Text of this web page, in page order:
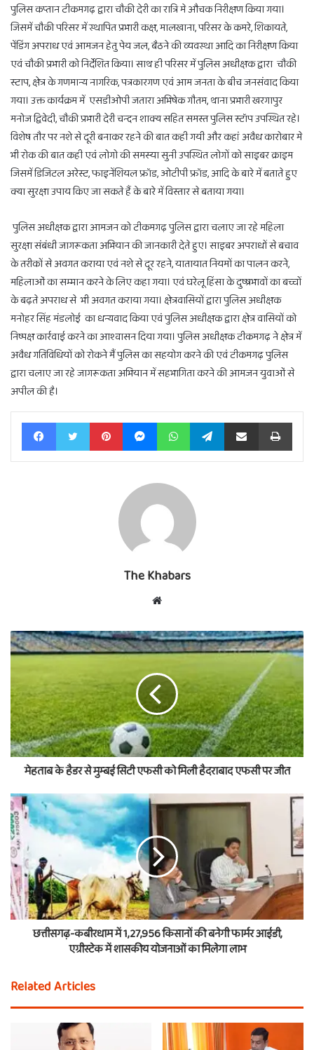
पुलिस कप्तान टीकमगढ़ द्वारा चौकी देरी का रात्रि मे औचक निरीक्षण किया गया।
जिसमें चौकी परिसर में स्थापित प्रभारी कक्ष, मालखाना, परिसर के कमरे, शिकायते,
पेंडिंग अपराध एवं आमजन हेतु पेय जल, बैठने की व्यवस्था आदि का निरीक्षण किया
एवं चौकी प्रभारी को निर्देशित किया। साथ ही परिसर में पुलिस अधीक्षक द्वारा चौकी
स्टाप, क्षेत्र के गणमान्य नागरिक, पत्रकारगण एवं आम जनता के बीच जनसंवाद किया
गया। उक्त कार्यक्रम में एसडीओपी जतारा अभिषेक गौतम, थाना प्रभारी खरगापुर
मनोज द्विवेदी, चौकी प्रभारी देरी चन्दन शाक्य सहित समस्त पुलिस स्टॉप उपस्थित रहे।
विशेष तौर पर नशे से दूरी बनाकर रहने की बात कही गयी और कहां अवैध कारोबार मे
भी रोक की बात कही एवं लोगो की समस्या सुनी उपस्थित लोगों को साइबर क्राइम
जिसमें डिजिटल अरेस्ट, फाइनेंशियल फ्रॉड, ओटीपी फ्रॉड, आदि के बारे में बताते हुए
क्या सुरक्षा उपाय किए जा सकते हैं के बारे में विस्तार से बताया गया।
पुलिस अधीक्षक द्वारा आमजन को टीकमगढ़ पुलिस द्वारा चलाए जा रहे महिला
सुरक्षा संबंधी जागरूकता अभियान की जानकारी देते हुए। साइबर अपराधों से बचाव
के तरीकों से अवगत कराया एवं नशे से दूर रहने, यातायात नियमों का पालन करने,
महिलाओं का सम्मान करने के लिए कहा गया। एवं घरेलू हिंसा के दुष्प्रभावों का बच्चों
के बढ़ते अपराध से भी अवगत कराया गया। क्षेत्रवासियों द्वारा पुलिस अधीक्षक
मनोहर सिंह मंडलोई का धन्यवाद किया एवं पुलिस अधीक्षक द्वारा क्षेत्र वासियों को
निष्पक्ष कार्रवाई करने का आश्वासन दिया गया। पुलिस अधीक्षक टीकमगढ़ ने क्षेत्र में
अवैध गतिविधियों को रोकने मैं पुलिस का सहयोग करने की एवं टीकमगढ़ पुलिस
द्वारा चलाए जा रहे जागरूकता अभियान में सहभागिता करने की आमजन युवाओं से
अपील की है।
FacebookTwitter PinterestMessengerWhatsAppTelegramShare via Email Print
The Khabars
Website
मेहताब के हैडर से मुम्बई सिटी एफसी को मिली हैदराबाद एफसी पर जीत
छत्तीसगढ़-कबीरधाम में 1,27,956 किसानों की बनेगी फार्मर आईडी,
एग्रीस्टेक में शासकीय योजनाओं का मिलेगा लाभ
Related Articles